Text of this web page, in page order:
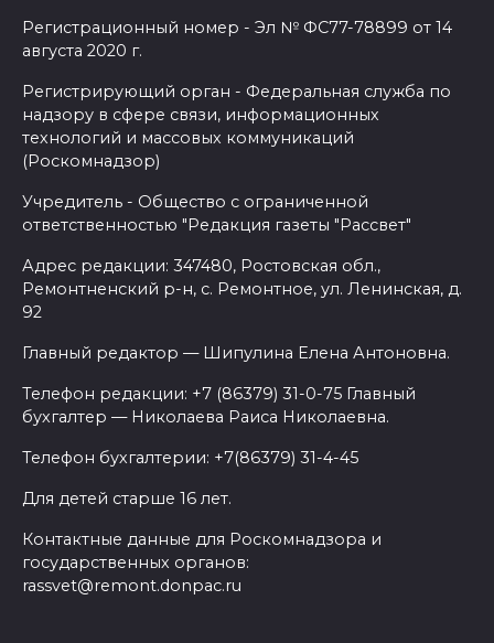
Регистрационный номер - Эл № ФС77-78899 от 14
августа 2020 г.
Регистрирующий орган - Федеральная служба по
надзору в сфере связи, информационных
технологий и массовых коммуникаций
(Роскомнадзор)
Учредитель - Общество с ограниченной
ответственностью "Редакция газеты "Рассвет"
Адрес редакции: 347480, Ростовская обл.,
Ремонтненский р-н, с. Ремонтное, ул. Ленинская, д.
92
Главный редактор — Шипулина Елена Антоновна.
Телефон редакции: +7 (86379) 31-0-75 Главный
бухгалтер — Николаева Раиса Николаевна.
Телефон бухгалтерии: +7(86379) 31-4-45
Для детей старше 16 лет.
Контактные данные для Роскомнадзора и
государственных органов:
rassvet@remont.donpac.ru